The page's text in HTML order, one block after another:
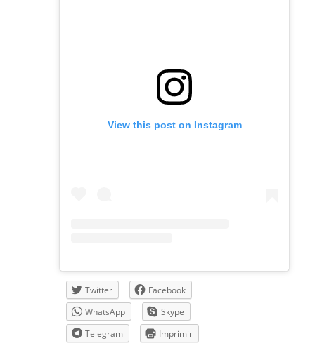
View this post on Instagram
Twitter
Facebook
WhatsApp
Skype
Telegram
Imprimir